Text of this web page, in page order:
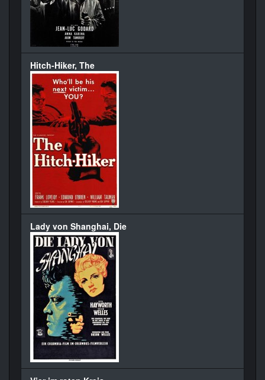
Hitch-Hiker, The
Lady von Shanghai, Die